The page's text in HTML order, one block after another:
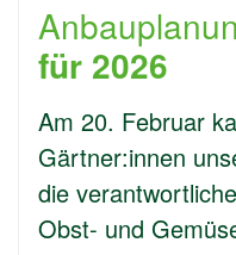
für 2026
Am 20. Februar
Gärtner:innen
die
Obst- und